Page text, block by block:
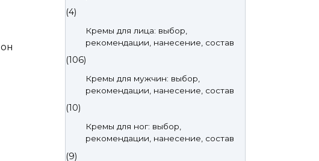
(4)
Кремы для лица: выбор,
рекомендации, нанесение, состав
(106)
Кремы для мужчин: выбор,
рекомендации, нанесение, состав
(10)
Кремы для ног: выбор,
рекомендации, нанесение, состав
(9)